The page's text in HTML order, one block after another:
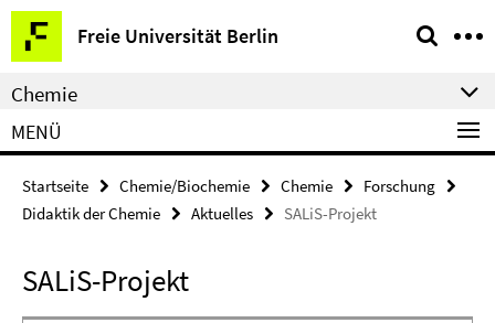
Springe
direkt
zu
Inhalt
Freie Universität Berlin
Service-
Navigation
Chemie
MENÜ
Startseite Chemie/Biochemie Chemie
Forschung
Didaktik der Chemie
Aktuelles SALiS-Projekt
SALiS-Projekt